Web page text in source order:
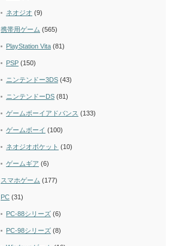
ネオジオ (9)
携帯用ゲーム (565)
PlayStation Vita (81)
PSP (150)
ニンテンドー3DS (43)
ニンテンドーDS (81)
ゲームボーイアドバンス (133)
ゲームボーイ (100)
ネオジオポケット (10)
ゲームギア (6)
スマホゲーム (177)
PC (31)
PC-88シリーズ (6)
PC-98シリーズ (8)